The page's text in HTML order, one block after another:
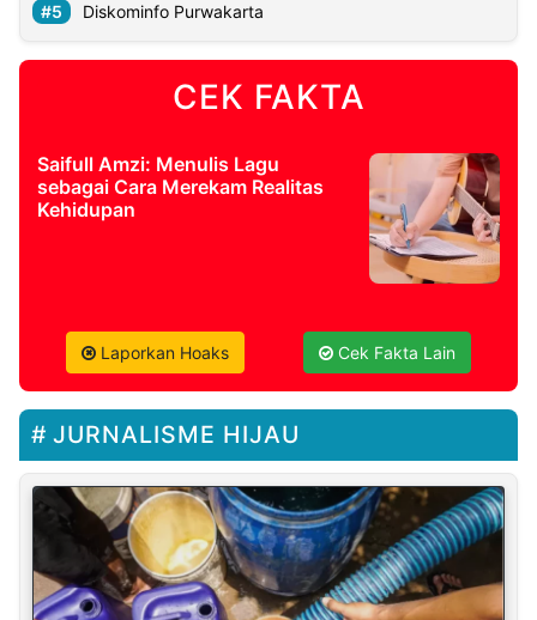
Diskominfo Purwakarta
CEK FAKTA
Saifull Amzi: Menulis Lagu
sebagai Cara Merekam Realitas
Kehidupan
Laporkan Hoaks Cek Fakta Lain
JURNALISME HIJAU